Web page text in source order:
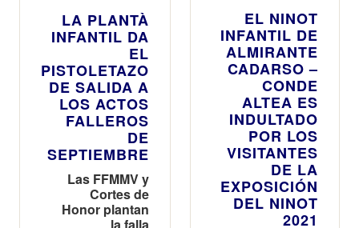
LA PLANTÀ
INFANTIL DA
EL
PISTOLETAZO
DE SALIDA A
LOS ACTOS
FALLEROS
DE
SEPTIEMBRE
Las FFMMV y
Cortes de
Honor plantan
la falla
EL NINOT
INFANTIL DE
ALMIRANTE
CADARSO –
CONDE
ALTEA ES
INDULTADO
POR LOS
VISITANTES
DE LA
EXPOSICIÓN
DEL NINOT
2021